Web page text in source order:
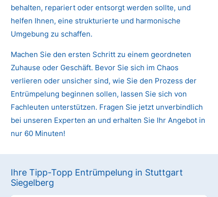
behalten, repariert oder entsorgt werden sollte, und
helfen Ihnen, eine strukturierte und harmonische
Umgebung zu schaffen.
Machen Sie den ersten Schritt zu einem geordneten
Zuhause oder Geschäft. Bevor Sie sich im Chaos
verlieren oder unsicher sind, wie Sie den Prozess der
Entrümpelung beginnen sollen, lassen Sie sich von
Fachleuten unterstützen. Fragen Sie jetzt unverbindlich
bei unseren Experten an und erhalten Sie Ihr Angebot in
nur 60 Minuten!
Ihre Tipp-Topp Entrümpelung in Stuttgart
Siegelberg